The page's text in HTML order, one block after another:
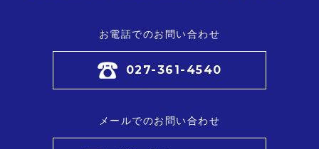
お電話でのお問い合わせ
027-361-4540
メールでのお問い合わせ